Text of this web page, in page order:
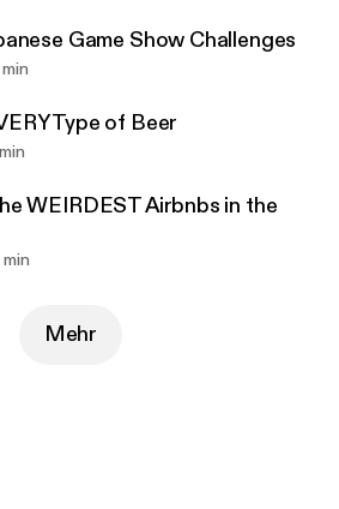
Game Show Challenges
Type of Beer
WEIRDEST Airbnbs in the
Mehr